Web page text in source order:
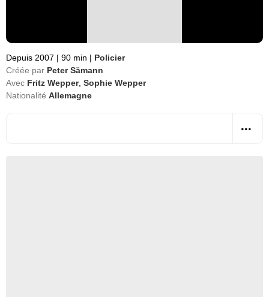
Depuis 2007 | 90 min | Policier
Créée par Peter Sämann
Avec Fritz Wepper, Sophie Wepper
Nationalité Allemagne